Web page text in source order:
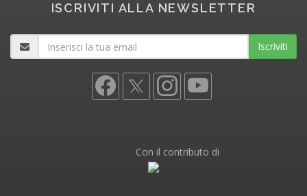
ISCRIVITI ALLA NEWSLETTER
Iscriviti
Con il contributo di